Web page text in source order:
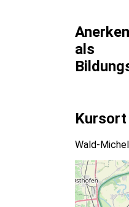
als
Kursort
Wald-